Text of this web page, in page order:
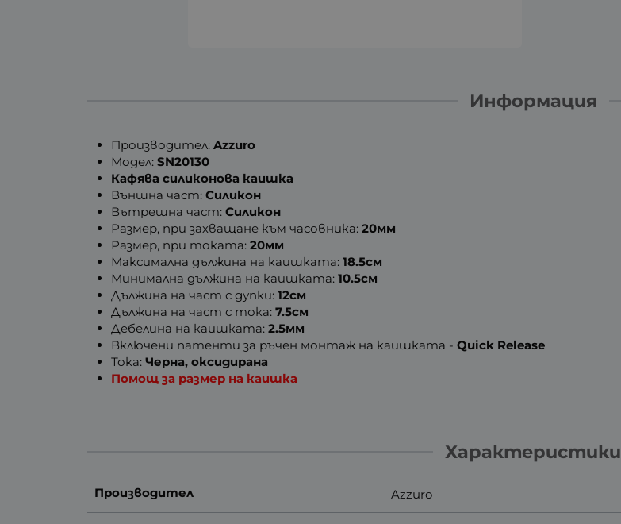
Информация
Производител:Azzuro
Модел:SN20130
Кафява силиконова каишка
Външна част:Силикон
Вътрешна част:Силикон
Размер, при захващане към часовника:20мм
Размер, при токата:20мм
Максимална дължина на каишката:18.5см
Минимална дължина на каишката:10.5см
Дължина на част с дупки: 12см
Дължина на част с тока: 7.5см
Дебелина на каишката:2.5мм
Включени патенти за ръчен монтаж на каишката -Quick Release
Тока:Черна, оксидирана
Помощ за размер на каишка
Характеристики
Производител Azzuro